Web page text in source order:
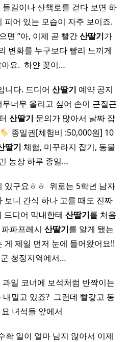
길이나 산책로를 걷다 보면 하
피어 있는 모습이 자주 보이죠.
면 “아, 이제 곧 빨간산딸기가
변화를 누구보다 빨리 느끼게
요. ​ 하얀 꽃이…
니다. 드디어 산딸기 예약 공지
너무 올리고 싶어 손이 근질근
산딸기 문의가 많아서 날짜 잡
종일권[체험비 :50,000원]​​​​ 10
딸기 체험, 미꾸라지 잡기, 동물
농장 하루 종일…
있구요ㅎㅎ ​ 위로는 5학년 남자
보니 간식 하나 고를 때도 진짜
드디어 막내한테 산딸기를 처음
파프레시 산딸기를 알게 됐는
제일 먼저 눈에 들어왔어요!!
군 청정지역에서…
일 코너에 보석처럼 반짝이는
밀고 있죠? ​ 그런데 빨갛고 동
녀석들 앞에서
확 일이 얼마 남지 않아서 이제